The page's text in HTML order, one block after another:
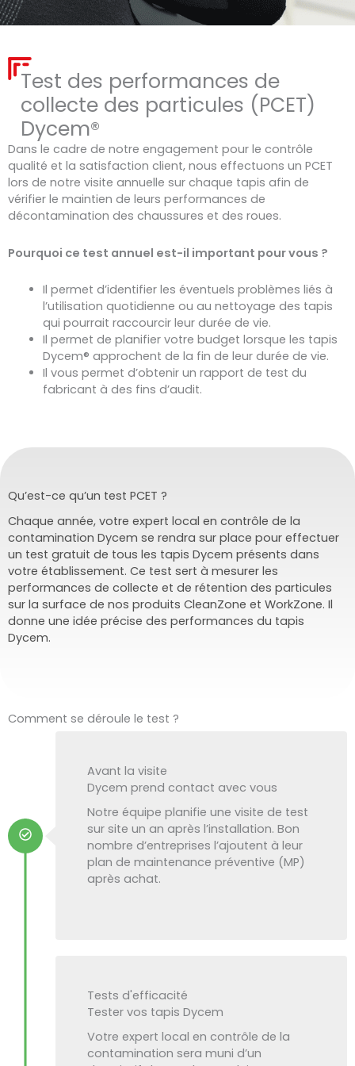
Test des performances de
collecte des particules (PCET)
Dycem®
Dans le cadre de notre engagement pour le contrôle
qualité et la satisfaction client, nous effectuons un PCET
lors de notre visite annuelle sur chaque tapis afin de
vérifier le maintien de leurs performances de
décontamination des chaussures et des roues.
Pourquoi ce test annuel est-il important pour vous ?
Il permet d’identifier les éventuels problèmes liés à
l’utilisation quotidienne ou au nettoyage des tapis
qui pourrait raccourcir leur durée de vie.
Il permet de planifier votre budget lorsque les tapis
Dycem® approchent de la fin de leur durée de vie.
Il vous permet d’obtenir un rapport de test du
fabricant à des fins d’audit.
Qu’est-ce qu’un test PCET ?
Chaque année, votre expert local en contrôle de la
contamination Dycem se rendra sur place pour effectuer
un test gratuit de tous les tapis Dycem présents dans
votre établissement. Ce test sert à mesurer les
performances de collecte et de rétention des particules
sur la surface de nos produits CleanZone et WorkZone. Il
donne une idée précise des performances du tapis
Dycem.
Comment se déroule le test ?
Avant la visite
Dycem prend contact avec vous
Notre équipe planifie une visite de test
sur site un an après l’installation. Bon
nombre d’entreprises l’ajoutent à leur
plan de maintenance préventive (MP)
après achat.
Tests d'efficacité
Tester vos tapis Dycem
Votre expert local en contrôle de la
contamination sera muni d’un